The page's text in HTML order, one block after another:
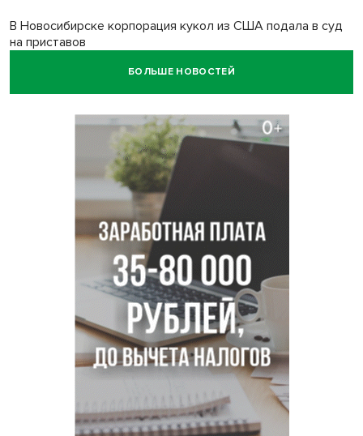
В Новосибирске корпорация кукол из США подала в суд
на приставов
В Новосибирске минздрав объявил бесплатную
В Новосибирске врачи прооперировали 25 тысяч
пациентов с катарактой
Знаменитый орангутан Бату отметил юбилей в
новосибирском зоопарке
Новосибирские хирурги спасли сердце восьмиклассницы
с донорским клапаном
БОЛЬШЕ НОВОСТЕЙ